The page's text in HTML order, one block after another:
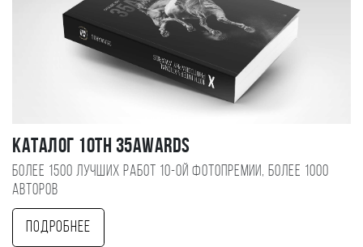
Каталог 10TH 35AWARDS
Более 1500 лучших работ 10-ой фотопремии, более 1000
авторов
Подробнее